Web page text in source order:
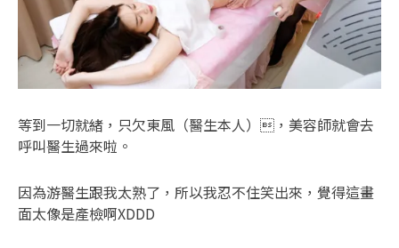
等到一切就緒，只欠東風（醫生本人），美容師就會去
呼叫醫生過來啦。
因為游醫生跟我太熟了，所以我忍不住笑出來，覺得這畫
面太像是產檢啊XDDD